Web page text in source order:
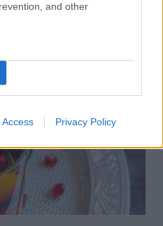
and other
Access Privacy Policy
a burgundi